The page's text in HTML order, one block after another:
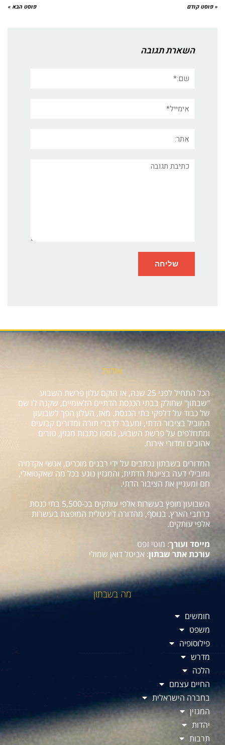
« פוסט קודם פוסט הבא »
השארת תגובה
תגובה
אודות
הכל התחיל לפני 25 שנה, אז הוקם עלון פרשת השבוע
"שבתון" שחולק בבתי הכנסת הדתיים הלאומיים, שקנה לו שם
של כבוד על דלפקי בתי הכנסת. מאז, העלון הפך לשבועון
המוביל בציבור הדתי, ומעבר לדברי תורה ומדורים קבועים
ומתחלפים על פרשת השבוע, נוספו כתבות מגזין, טורים
אהובים ומדורי אירוח.
המדורים בשבתון נכתבים על ידי רבנים מוכרים, אנשי אקדמיה
ומובילי דעה בציונות הדתית, והמגזין נוגע בכל מה שאקטואלי,
חם ומעניין את הציבור הדתי.
השבועון מופץ בעשרות אלפי עותקים בכ-5,500 בתי כנסת
ברחבי הארץ. בנוסף, מהדורה דיגיטלית המופצת בעשרות
אלפי עותקים.
מייסד ועורך: מוטי זפט
עורכת אתר שבתון: אביטל דואן שמולי
מה בשבתון
חומשים
משפט
פילוסופיה
מדרש
הלכה
החיים עצמם
בחברה הישראלית
המגזין
יהדות
תרבות